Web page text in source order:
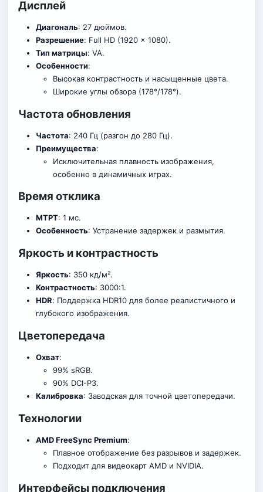
Дисплей
Диагональ: 27 дюймов.
Разрешение: Full HD (1920 x 1080).
Тип матрицы: VA.
Особенности:
Высокая контрастность и насыщенные цвета.
Широкие углы обзора (178°/178°).
Частота обновления
Частота: 240 Гц (разгон до 280 Гц).
Преимущества:
Исключительная плавность изображения,
особенно в динамичных играх.
Время отклика
МТРТ: 1 мс.
Особенность: Устранение задержек и размытия.
Яркость и контрастность
Яркость: 350 кд/м².
Контрастность: 3000:1.
HDR: Поддержка HDR10 для более реалистичного и
глубокого изображения.
Цветопередача
Охват:
99% sRGB.
90% DCI-P3.
Калибровка: Заводская для точной цветопередачи.
Технологии
AMD FreeSync Premium:
Плавное отображение без разрывов и задержек.
Подходит для видеокарт AMD и NVIDIA.
Интерфейсы подключения